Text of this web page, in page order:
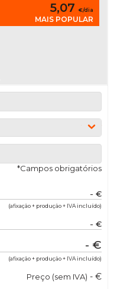
5,07 €/dia
MAIS POPULAR
*Campos obrigatórios
- €
(afixação + produção + IVA incluído)
- €
- €
(afixação + produção + IVA incluído)
Preço (sem IVA) - €